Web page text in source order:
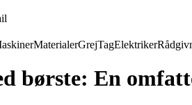
MaterialerGrejTagElektriker
børste: En